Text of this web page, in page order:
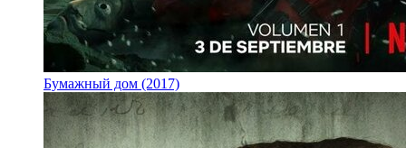
Бумажный дом (2017)